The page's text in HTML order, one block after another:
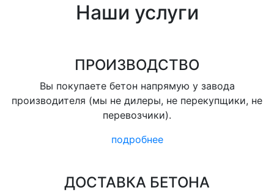
Наши услуги
ПРОИЗВОДСТВО
Вы покупаете бетон напрямую у завода
производителя (мы не дилеры, не перекупщики, не
перевозчики).
подробнее
ДОСТАВКА БЕТОНА